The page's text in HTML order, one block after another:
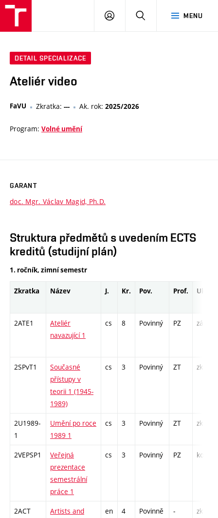
MENU
PŘIHLÁSIT
DETAIL SPECIALIZACE
Ateliér video
FaVU Zkratka: --- Ak. rok: 2025/2026
Program: Volné umění
GARANT
doc. Mgr. Václav Magid, Ph.D.
Struktura předmětů s uvedením ECTS
kreditů (studijní plán)
1. ročník, zimní semestr
Zkratka Název J. Kr. Pov. Prof. Uk.
2ATE1
Ateliér
navazující 1
cs 8 Povinný PZ zá
2SPvT1
Současné
přístupy v
teorii 1 (1945-
1989)
cs 3 Povinný ZT zk
2U1989-
1
Umění po roce
1989 1
cs 3 Povinný ZT zk
2VEPSP1
Veřejná
prezentace
semestrální
práce 1
cs 3 Povinný PZ kol
2ACT
Artists and
en 4
Povinně
- zk